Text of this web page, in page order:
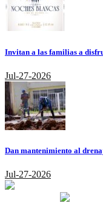
Invitan a las familias a
Jul-27-2026
Dan mantenimiento al
Jul-27-2026